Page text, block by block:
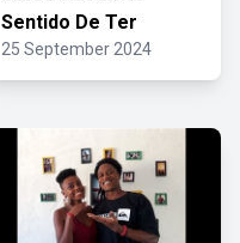
Sentido De Ter
25 September 2024